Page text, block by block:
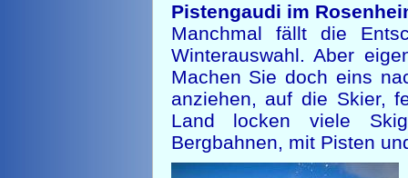
Pistengaudi im
Manchmal fällt die
Winterauswahl. Aber
Machen Sie doch eins
anziehen, auf die Skier,
Land locken viele
Bergbahnen, mit Pisten